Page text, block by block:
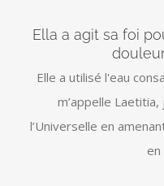
Ella a agit sa foi
Elle a utilisé l'eau
m’appelle
l’Universelle en